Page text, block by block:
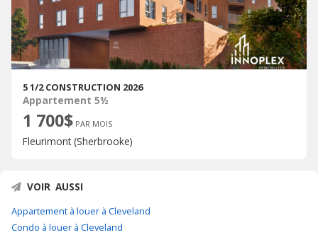
5 1/2 CONSTRUCTION 2026
Appartement 5½
1 700$ PAR MOIS
Fleurimont (Sherbrooke)
VOIR AUSSI
Appartement à louer à Cleveland
Condo à louer à Cleveland